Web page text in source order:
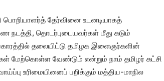
தேர்வினை உடனடியாகத்
நடத்தி, தொடர்புடையவர்கள் மீது கடும்
தலையிட்டு தமிழக இளைஞர்களின்
மேற்கொள்ள வேண்டும் என்றும் நாம் தமிழர் கட்சி
உரிமையினைப் பறிக்கும் மத்திய-மாநில